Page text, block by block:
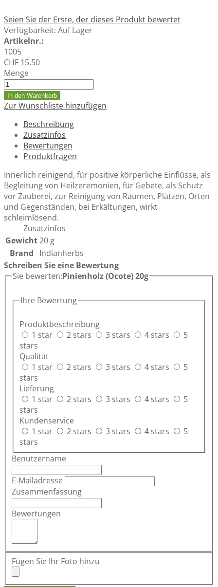
Seien Sie der Erste, der dieses Produkt bewertet
Verfügbarkeit: Auf Lager
Artikelnr.:
1005
CHF 15.50
Menge
In den Warenkorb
Zur Wunschliste hinzufügen
Beschreibung
Zusatzinfos
Bewertungen
Produktfragen
Innerlich reinigend, für positive körperliche Einflüsse, als
Begleitung von Heilzeremonien, für Gebete, als Schutz
vor Zauberei, zur Reinigung von Räumen, Plätzen, Orten
und Gegenständen, bei Erkältungen, wirkt
schleimlösend.
Zusatzinfos
Gewicht20 g
Brand
Indianherbs
Schreiben Sie eine Bewertung
Sie bewerten:Pinienholz (Ocote) 20g
Ihre Bewertung
Produktbeschreibung
1 star
2 stars 3 stars 4 stars
5
stars
Qualität
1 star
2 stars 3 stars 4 stars
5
stars
Lieferung
1 star
2 stars 3 stars 4 stars
5
stars
Kundenservice
1 star
2 stars 3 stars 4 stars
5
stars
Benutzername
E-Mailadresse
Zusammenfassung
Bewertungen
Fügen Sie Ihr Foto hinzu